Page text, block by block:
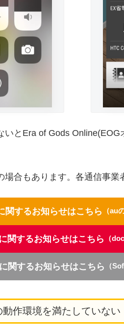
いとEra of Gods
合もあります。各通信事業
関するお知らせはこちら （au
関するお知らせはこちら （
関するお知らせはこちら （
作環境を満たしていない